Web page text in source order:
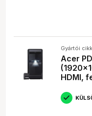
Gyártói
Acer
HDMI,